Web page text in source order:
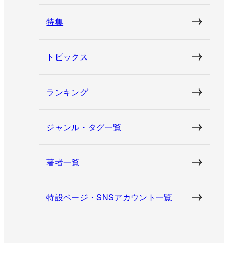
特集
トピックス
ランキング
ジャンル・タグ一覧
著者一覧
特設ページ・SNSアカウント一覧